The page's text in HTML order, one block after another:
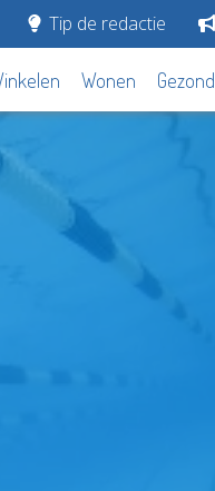
Tip de redactie
Wonen Gezond